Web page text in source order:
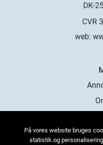
web:
På vores website bruges
statistik og